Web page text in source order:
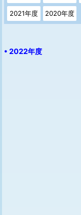
2021年度 2020年度
• 2022年度